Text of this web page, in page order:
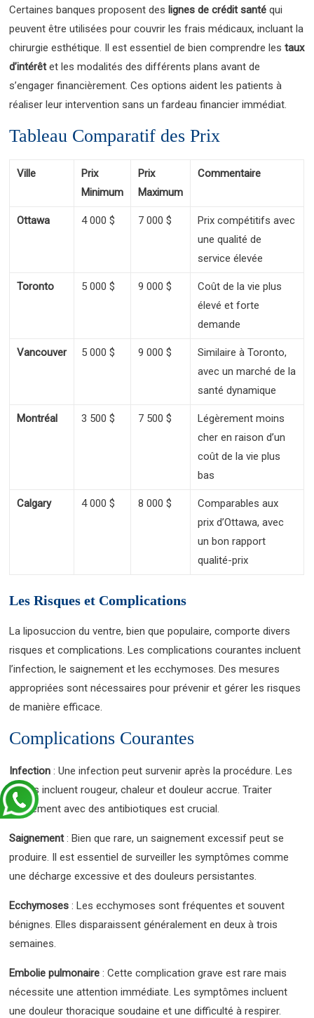
Certaines banques proposent des lignes de crédit santé qui
peuvent être utilisées pour couvrir les frais médicaux, incluant la
chirurgie esthétique. Il est essentiel de bien comprendre lestaux
d’intérêtet les modalités des différents plans avant de
s’engager financièrement. Ces options aident les patients à
réaliser leur intervention sans un fardeau financier immédiat.
Tableau Comparatif des Prix
Ville
Prix
Minimum
Prix
Maximum
Commentaire
Ottawa 4 000 $ 7 000 $
Prix compétitifs avec
une qualité de
service élevée
Toronto 5 000 $ 9 000 $
Coût de la vie plus
élevé et forte
demande
Vancouver 5 000 $ 9 000 $
Similaire à Toronto,
avec un marché de la
santé dynamique
Montréal 3 500 $ 7 500 $
Légèrement moins
cher en raison d’un
coût de la vie plus
bas
Calgary 4 000 $ 8 000 $
Comparables aux
prix d’Ottawa, avec
un bon rapport
qualité-prix
Les Risques et Complications
La liposuccion du ventre, bien que populaire, comporte divers
risques et complications. Les complications courantes incluent
l’infection, le saignement et les ecchymoses. Des mesures
appropriées sont nécessaires pour prévenir et gérer les risques
de manière efficace.
Complications Courantes
Infection : Une infection peut survenir après la procédure. Les
signes incluent rougeur, chaleur et douleur accrue. Traiter
rapidement avec des antibiotiques est crucial.
Saignement: Bien que rare, un saignement excessif peut se
produire. Il est essentiel de surveiller les symptômes comme
une décharge excessive et des douleurs persistantes.
Ecchymoses : Les ecchymoses sont fréquentes et souvent
bénignes. Elles disparaissent généralement en deux à trois
semaines.
Embolie pulmonaire : Cette complication grave est rare mais
nécessite une attention immédiate. Les symptômes incluent
une douleur thoracique soudaine et une difficulté à respirer.